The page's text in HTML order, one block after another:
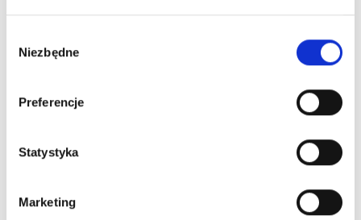
zgody
Niezbędne
Preferencje
Statystyka
Marketing
ARTICLE:
32.00 € / piece
215389
Spring BG 5320
Price inc. VAT
26.00 € / piece